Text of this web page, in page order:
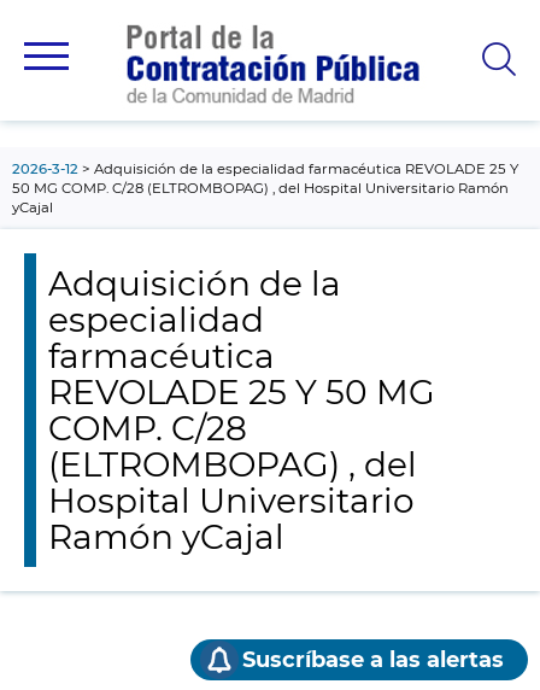
principal
2026-3-12
Adquisición de la especialidad farmacéutica REVOLADE 25 Y
50 MG COMP. C/28 (ELTROMBOPAG) , del Hospital Universitario Ramón
yCajal
Adquisición de la
especialidad
farmacéutica
REVOLADE 25 Y 50 MG
COMP. C/28
(ELTROMBOPAG) , del
Hospital Universitario
Ramón yCajal
Suscríbase a las alertas